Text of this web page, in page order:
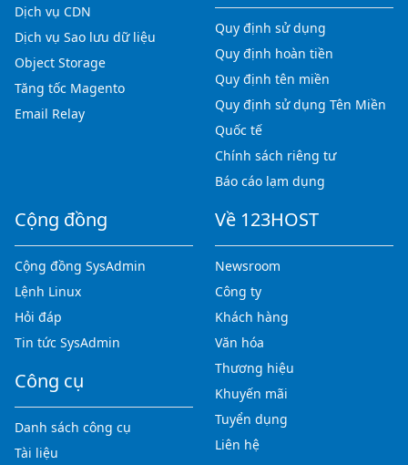
Dịch vụ CDN
Dịch vụ Sao lưu dữ liệu
Object Storage
Tăng tốc Magento
Email Relay
Quy định sử dụng
Quy định hoàn tiền
Quy định tên miền
Quy định sử dụng Tên Miền
Quốc tế
Chính sách riêng tư
Báo cáo lạm dụng
Cộng đồng
Cộng đồng SysAdmin
Lệnh Linux
Hỏi đáp
Tin tức SysAdmin
Công cụ
Danh sách công cụ
Tài liệu
Về 123HOST
Newsroom
Công ty
Khách hàng
Văn hóa
Thương hiệu
Khuyến mãi
Tuyển dụng
Liên hệ